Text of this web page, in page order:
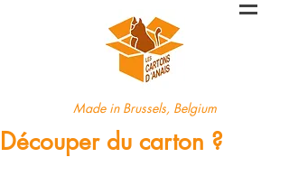
Made in Brussels, Belgium
Découper du carton ?